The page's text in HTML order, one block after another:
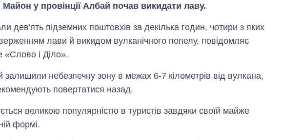
Майон у провінції Албай почав викидати лаву.
дев'ять підземних поштовхів за декілька годин, чотири з яких
лави й викидом вулканічного попелу, повідомляє
і Діло».
небезпечну зону в межах 6-7 кілометрів від вулкана,
повертатися назад.
великою популярністю в туристів завдяки своїй майже
формі.